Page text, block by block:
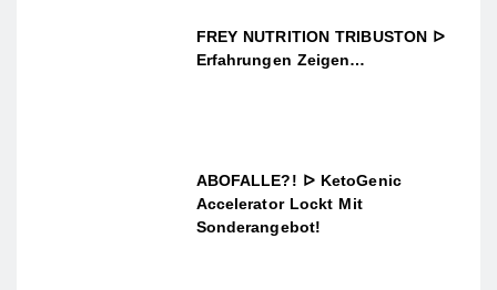
FREY NUTRITION TRIBUSTON ᐅ
Erfahrungen Zeigen…
ABOFALLE?! ᐅ KetoGenic
Accelerator Lockt Mit
Sonderangebot!